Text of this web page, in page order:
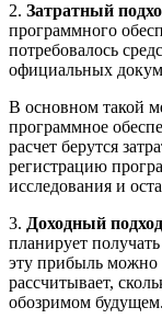
2. Затратный
программного
потребовалось
официальных
В основном такой
программное
расчет берутся
регистрацию
исследования и
3. Доходный подход
планирует
эту прибыль можно
рассчитывает,
обозримом будущем.